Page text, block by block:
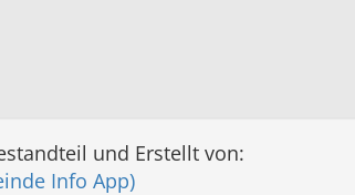
und Erstellt von:
Info App)